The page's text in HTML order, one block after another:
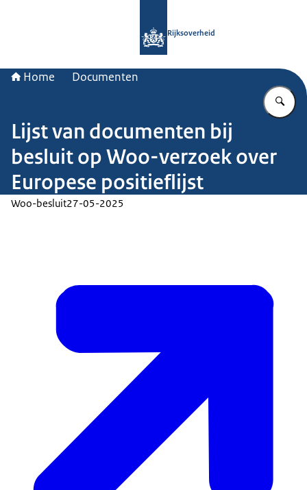
Rijksoverheid
Home Documenten
Lijst van documenten bij
besluit op Woo-verzoek over
Europese positieflijst
Woo-besluit27-05-2025